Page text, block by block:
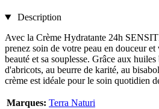
Description
Avec la Crème Hydratante 24h
prenez soin de votre peau en douceur
beauté et sa souplesse. Grâce aux
d'abricots, au beurre de karité, au
crème est idéale pour le soin quotidien
Marques: Terra Naturi